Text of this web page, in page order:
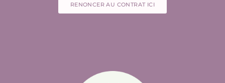
RENONCER AU CONTRAT ICI